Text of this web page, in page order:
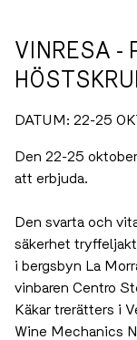
VINRESA -
DATUM: 22-25
Den 22-25
Den svarta och
all säkerhet
mat i bergsbyn La
den lilla vinbaren